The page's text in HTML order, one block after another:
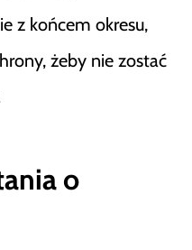
z końcem okresu,
żeby nie zostać
o